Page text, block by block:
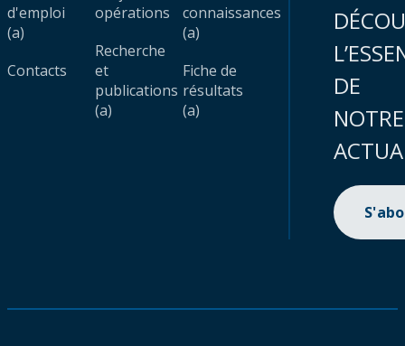
d'emploi
(a)
Contacts
opérations
Recherche
et
publications
(a)
connaissances
(a)
Fiche de
résultats
(a)
DE
NOTRE